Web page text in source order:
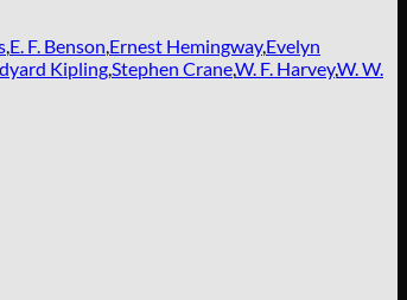
,E. F. Benson,Ernest Hemingway,Evelyn
Kipling,Stephen Crane,W. F. Harvey,W. W.